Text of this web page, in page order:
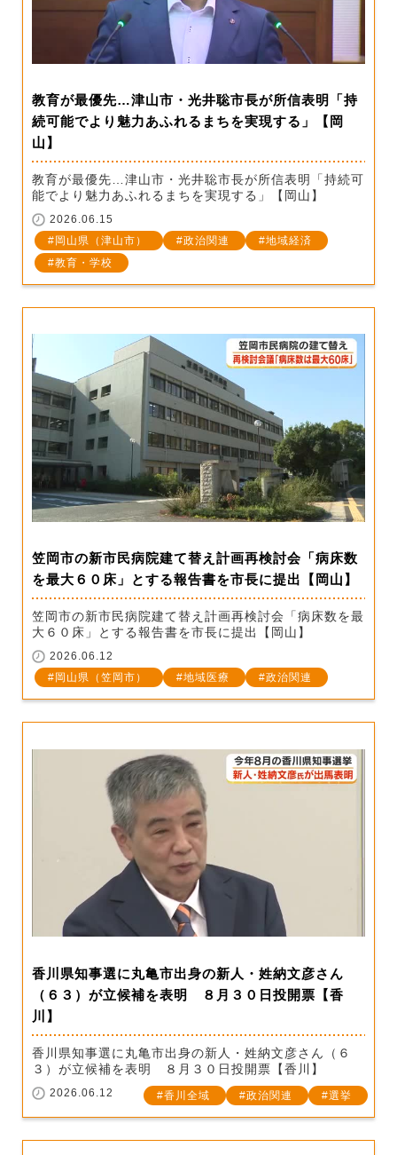
教育が最優先…津山市・光井聡市長が所信表明「持
続可能でより魅力あふれるまちを実現する」【岡
山】
教育が最優先…津山市・光井聡市長が所信表明「持続可
能でより魅力あふれるまちを実現する」【岡山】
2026.06.15
岡山県（津山市）
政治関連
地域経済
教育・学校
笠岡市の新市民病院建て替え計画再検討会「病床数
を最大６０床」とする報告書を市長に提出【岡山】
笠岡市の新市民病院建て替え計画再検討会「病床数を最
大６０床」とする報告書を市長に提出【岡山】
2026.06.12
岡山県（笠岡市）
地域医療 政治関連
香川県知事選に丸亀市出身の新人・姓納文彦さん
（６３）が立候補を表明 ８月３０日投開票【香
川】
香川県知事選に丸亀市出身の新人・姓納文彦さん（６
３）が立候補を表明 ８月３０日投開票【香川】
2026.06.12 香川全域 政治関連 選挙